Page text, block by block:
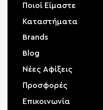
Ποιοί Είμαστε
Καταστήματα
Brands
Blog
Νέες Αφίξεις
Προσφορές
Επικοινωνία